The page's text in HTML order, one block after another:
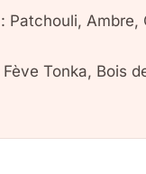
Ambre,
Tonka, Bois